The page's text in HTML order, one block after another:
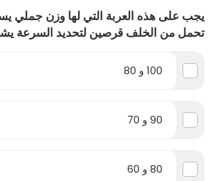
تحمل من الخلف قرصين لتحديد السرعة
100 و 80
90 و 70
80 و 60